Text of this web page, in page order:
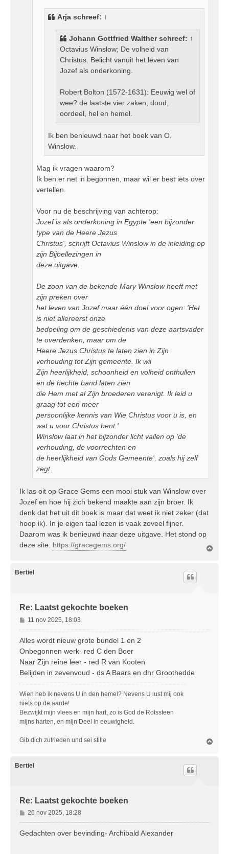
Arja schreef: ↑
Johann Gottfried Waltherschreef: ↑
Octavius Winslow; De volheid van
Christus. Belicht vanuit het leven van
Jozef als onderkoning.
Robert Bolton (1572-1631): Eeuwig wel of
wee? de laatste vier zaken; dood,
oordeel, hel en hemel.
Ik ben benieuwd naar het boek van O.
Winslow.
Mag ik vragen waarom?
Ik ben er net in begonnen, maar wil er best iets over
vertellen.
Voor nu de beschrijving van achterop:
Jozef is als onderkoning in Egypte 'een bijzonder
type van de Heere Jezus
Christus', schrijft Octavius Winslow in de inleiding op
zijn Bijbellezingen in
deze uitgave.
De zoon van de bekende Mary Winslow heeft met
zijn preken over
het leven van Jozef maar één doel voor ogen: 'Het
is niet allereerst onze
bedoeling om de geschiedenis van deze aartsvader
te overdenken, maar om de
Heere Jezus Christus te laten zien in Zijn
verhouding tot Zijn gemeente. Ik wil
Zijn heerlijkheid, schoonheid en volheid onthullen
en de hechte band laten zien
die Hem met al Zijn broederen verenigt. Ik leid u
graag tot een meer
persoonlijke kennis van Wie Christus voor u is, en
wat u voor Christus bent.'
Winslow laat in het bijzonder licht vallen op 'de
verhouding, de voorrechten en
de heerlijkheid van Gods Gemeente', zoals hij zelf
zegt.
Ik las oit op Grace Gems een mooi stuk van Winslow over
Jozef en hoe hij zich bekend maakte aan zijn broer. Ik
denk dat het uit dit boek is maar dat weet ik niet zeker (dat
hoop ik). In je eigen taal lezen is vaak zoveel fijner.
Daarom was ik benieuwd naar deze uitgave. Het stond op
deze site: https://gracegems.org/
Bertiel
Re: Laatst gekochte boeken
B
e
r
c
h
t
11 nov 2025, 18:03
Alles wordt nieuw grote bundel 1 en 2
Onbegonnen werk- red C den Boer
Naar Zijn reine leer - red R van Kooten
Belijden in zevenvoud - ds A Baars en dhr Groothedde
Wien heb ik nevens U in den hemel? Nevens U lust mij ook
niets op de aarde!
Bezwijkt mijn vlees en mijn hart, zo is God de Rotssteen
mijns harten, en mijn Deel in eeuwigheid.
Gib dich zufrieden und sei stille
Bertiel
Re: Laatst gekochte boeken
B
e
r
26 nov 2025, 18:28
Gedachten over bevinding- Archibald Alexander